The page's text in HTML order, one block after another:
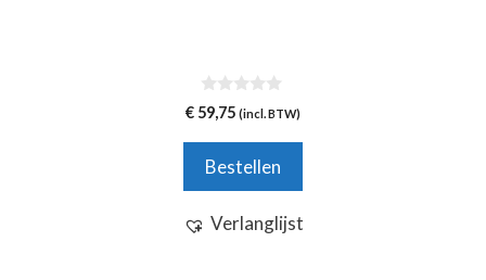
0
v
5
€ 59,75 (incl. BTW)
Bestellen
Verlanglijst